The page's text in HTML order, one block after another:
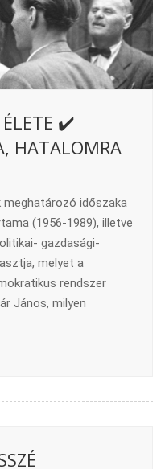
ÉLETE ✔️
HATALOMRA
meghatározó időszaka
(1956-1989), illetve
gazdasági-
melyet a
rendszer
János, milyen